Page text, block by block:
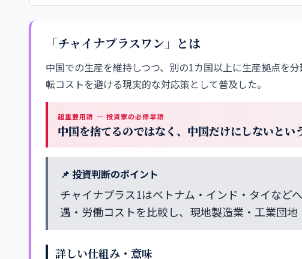
「チャイナプラスワン」とは
中国での生産を維持しつつ、別の1カ国以上に生産拠点を
転コストを避ける現実的な対応策として普及した。
超重要用語 — 投資家の必修単語
中国を捨てるのではなく、中国だけにしないとい
📌 投資判断のポイント
チャイナプラス1はベトナム・インド・タイなど
遇・労働コストを比較し、現地製造業・工業団
詳しい仕組み・意味